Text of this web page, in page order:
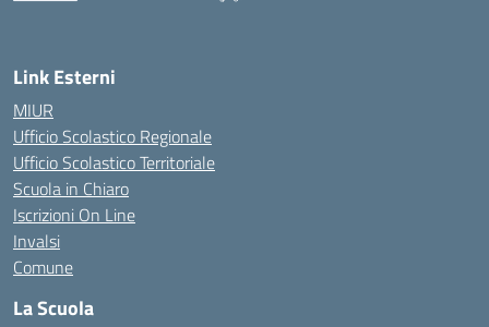
Link Esterni
MIUR
Ufficio Scolastico Regionale
Ufficio Scolastico Territoriale
Scuola in Chiaro
Iscrizioni On Line
Invalsi
Comune
La Scuola